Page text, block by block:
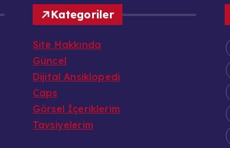
Kategoriler
Site Hakkında
Güncel
Dijital Ansiklopedi
Caps
Görsel İçeriklerim
Tavsiyelerim